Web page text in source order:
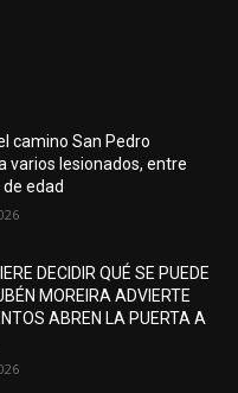
camino San Pedro
varios lesionados, entre
edad
DECIDIR QUÉ SE PUEDE
MOREIRA ADVIERTE
ABREN LA PUERTA A